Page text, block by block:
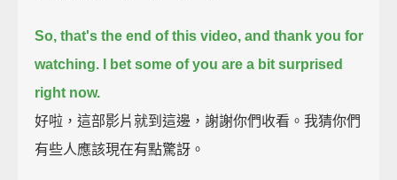
So, that's the end of this video, and thank you for
watching.
I bet some of you are a bit surprised
right now.
好啦，這部影片就到這邊，謝謝你們收看。我猜你們
有些人應該現在有點驚訝。